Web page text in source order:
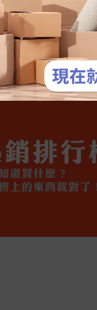
會反彈嗎？作用解析
飲食改變也是能快樂
的技巧